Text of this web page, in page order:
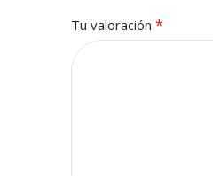
Tu valoración *